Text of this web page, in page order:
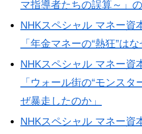
マ指導者たちの誤算～」
NHKスペシャル マネー資
「年金マネーの“熱狂”は
NHKスペシャル マネー資
「ウォール街の“モンスタ
ぜ暴走したのか」
NHKスペシャル マネー資